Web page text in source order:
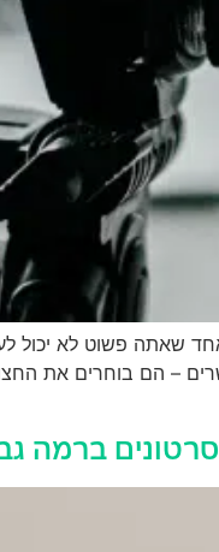
אחד שאתה פשוט לא
ברמה